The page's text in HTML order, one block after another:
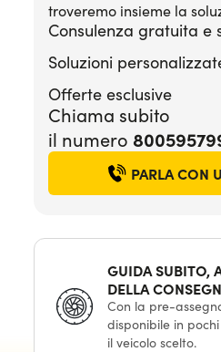
troveremo insieme la
Consulenza gratuita e
Soluzioni
Offerte esclusive
Chiama subito
il numero
PARLA CON
GUIDA SUBITO,
DELLA
Con la pre-
disponibile in
il veicolo scelto.